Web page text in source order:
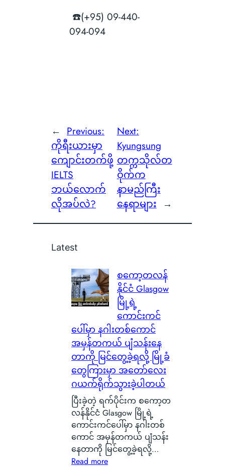
☎️(+95) 09-440-
094-094
← Previous:
ကိုရီးယားမှာ
ကျောင်းတက်ဖို့
IELTS
ဘယ်လောက်
လိုအပ်လဲ?
Next:
Kyungsung
တက္ကသိုလ်တ
ဝိုက်က
နာမည်ကြီး
နေရာများ →
Latest
စကော့တလန်
နိုင်ငံ Glasgow
မြို့ရဲ့
ကောင်းကင်
ပေါ်မှာ နဂါးတစ်ကောင်
အမှန်တကယ် ပျံသန်းနေ
တာကို မြင်တွေ့ခဲ့ရလို့ မြို့ခံ
တွေကြားမှာ အတော်လေး
ဂယက်ရိုက်သွားခဲ့ပါတယ်
ပြီးခဲ့တဲ့ ရက်ပိုင်းက စကော့တ
လန်နိုင်ငံ Glasgow မြို့ရဲ့
ကောင်းကင်ပေါ်မှာ နဂါးတစ်
ကောင် အမှန်တကယ် ပျံသန်း
နေတာကို မြင်တွေ့ခဲ့ရလို့…
Read more: